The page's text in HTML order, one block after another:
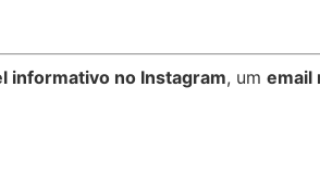
informativo no Instagram, um email